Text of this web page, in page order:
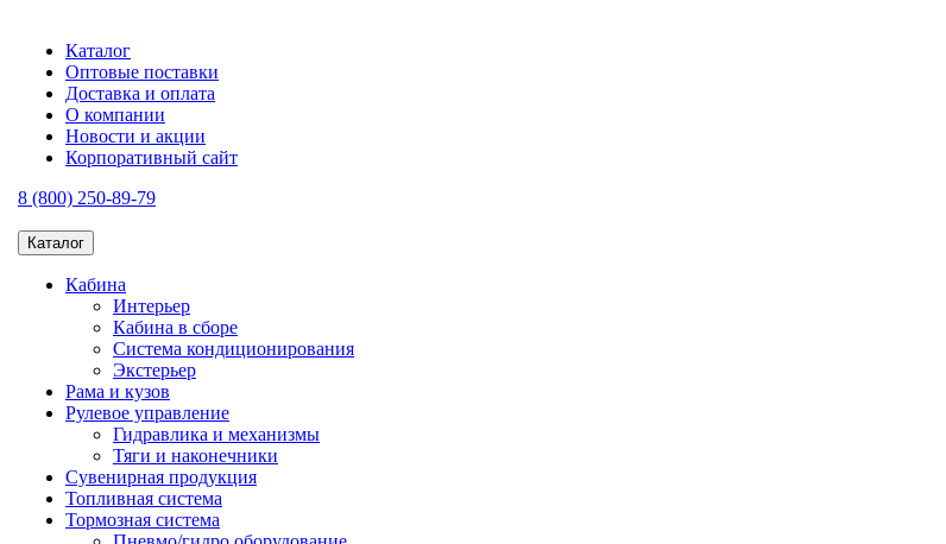
Каталог
Оптовые поставки
Доставка и оплата
О компании
Новости и акции
Корпоративный сайт
8 (800) 250-89-79
Каталог
Кабина
Интерьер
Кабина в сборе
Система кондиционирования
Экстерьер
Рама и кузов
Рулевое управление
Гидравлика и механизмы
Тяги и наконечники
Сувенирная продукция
Топливная система
Тормозная система